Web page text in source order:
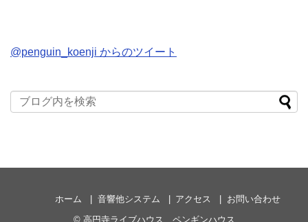
@penguin_koenji からのツイート
ホーム 音響他システム アクセス
お問い合わせ
© 高円寺ライブハウス ペンギンハウス